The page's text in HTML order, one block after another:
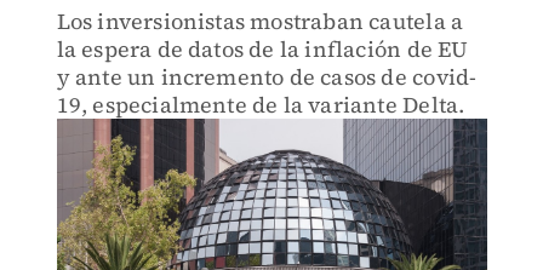
Los inversionistas mostraban cautela a
la espera de datos de la inflación de EU
y ante un incremento de casos de covid-
19, especialmente de la variante Delta.